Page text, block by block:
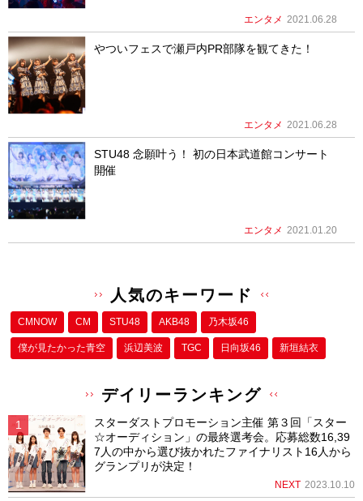
エンタメ 2021.06.28
やついフェスで瀬戸内PR部隊を観てきた！
エンタメ 2021.06.28
STU48 念願叶う！ 初の日本武道館コンサート
開催
エンタメ 2021.01.20
人気のキーワード
CMNOW CM STU48 AKB48 乃木坂46
僕が⾒たかった⻘空 浜辺美波 TGC 日向坂46 新垣結衣
デイリーランキング
スターダストプロモーション主催 第３回「スター
☆オーディション」の最終選考会。応募総数16,39
7人の中から選び抜かれたファイナリスト16人から
グランプリが決定！
NEXT 2023.10.10